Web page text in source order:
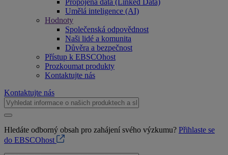
Propojená data (Linked Data)
Umělá inteligence (AI)
Hodnoty
Společenská odpovědnost
Naši lidé a komunita
Důvěra a bezpečnost
Přístup k EBSCOhost
Prozkoumat produkty
Kontaktujte nás
Kontaktujte nás
Hledáte odborný obsah pro zahájení svého výzkumu? Přihlaste se
do EBSCOhost